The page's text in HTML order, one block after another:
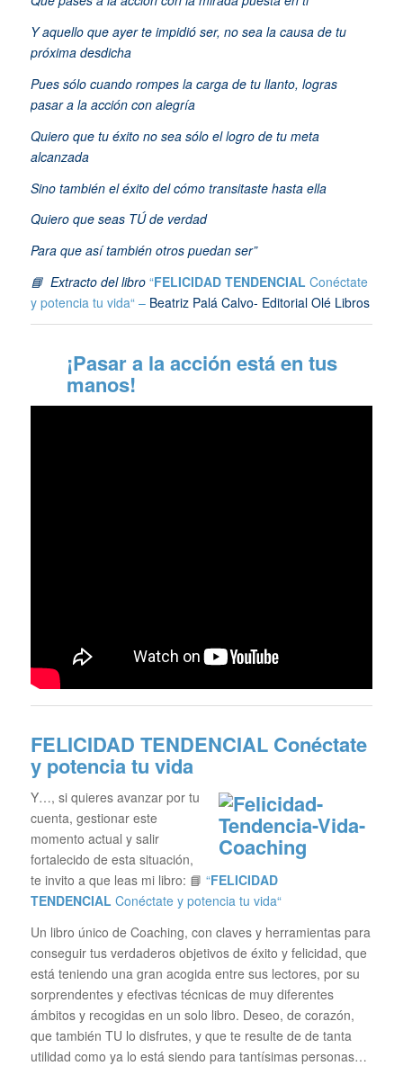
Y aquello que ayer te impidió ser, no sea la causa de tu
próxima desdicha
Pues sólo cuando rompes la carga de tu llanto, logras
pasar a la acción con alegría
Quiero que tu éxito no sea sólo el logro de tu meta
alcanzada
Sino también el éxito del cómo transitaste hasta ella
Quiero que seas TÚ de verdad
Para que así también otros puedan ser”
📘 Extracto del libro “FELICIDAD TENDENCIAL Conéctate
y potencia tu vida“ – Beatriz Palá Calvo- Editorial Olé Libros
¡Pasar a la acción está en tus
manos!
FELICIDAD TENDENCIAL Conéctate
y potencia tu vida
Y…, si quieres avanzar por tu
cuenta, gestionar este
momento actual y salir
fortalecido de esta situación,
te invito a que leas mi libro: 📘 “FELICIDAD
TENDENCIAL Conéctate y potencia tu vida“
Un libro único de Coaching, con claves y herramientas para
conseguir tus verdaderos objetivos de éxito y felicidad, que
está teniendo una gran acogida entre sus lectores, por su
sorprendentes y efectivas técnicas de muy diferentes
ámbitos y recogidas en un solo libro. Deseo, de corazón,
que también TU lo disfrutes, y que te resulte de de tanta
utilidad como ya lo está siendo para tantísimas personas…